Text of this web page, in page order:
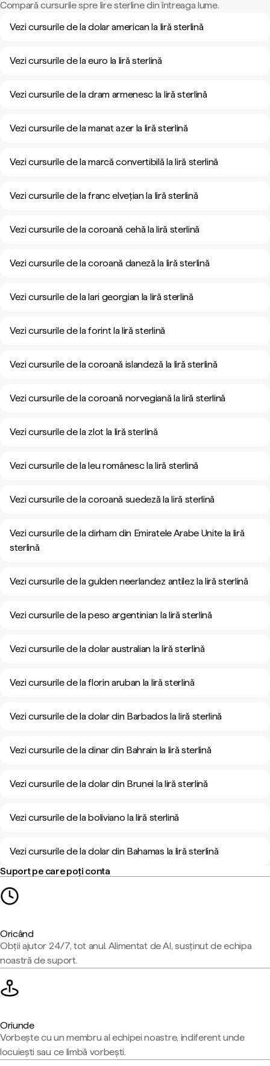
Compară cursurile spre lire sterline din întreaga lume.
Vezi cursurile de la dolar american la liră sterlină
Vezi cursurile de la euro la liră sterlină
Vezi cursurile de la dram armenesc la liră sterlină
Vezi cursurile de la manat azer la liră sterlină
Vezi cursurile de la marcă convertibilă la liră sterlină
Vezi cursurile de la franc elvețian la liră sterlină
Vezi cursurile de la coroană cehă la liră sterlină
Vezi cursurile de la coroană daneză la liră sterlină
Vezi cursurile de la lari georgian la liră sterlină
Vezi cursurile de la forint la liră sterlină
Vezi cursurile de la coroană islandeză la liră sterlină
Vezi cursurile de la coroană norvegiană la liră sterlină
Vezi cursurile de la zlot la liră sterlină
Vezi cursurile de la leu românesc la liră sterlină
Vezi cursurile de la coroană suedeză la liră sterlină
Vezi cursurile de la dirham din Emiratele Arabe Unite la liră
sterlină
Vezi cursurile de la gulden neerlandez antilez la liră sterlină
Vezi cursurile de la peso argentinian la liră sterlină
Vezi cursurile de la dolar australian la liră sterlină
Vezi cursurile de la florin aruban la liră sterlină
Vezi cursurile de la dolar din Barbados la liră sterlină
Vezi cursurile de la dinar din Bahrain la liră sterlină
Vezi cursurile de la dolar din Brunei la liră sterlină
Vezi cursurile de la boliviano la liră sterlină
Vezi cursurile de la dolar din Bahamas la liră sterlină
Suport pe care poți conta
Oricând
Obții ajutor 24/7, tot anul. Alimentat de AI, susținut de echipa
noastră de suport.
Oriunde
Vorbește cu un membru al echipei noastre, indiferent unde
locuiești sau ce limbă vorbești.